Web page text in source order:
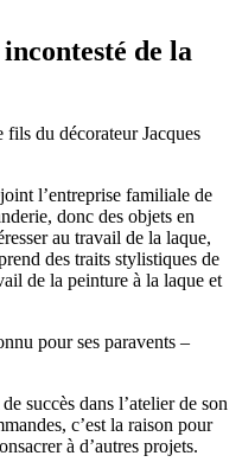
de la
du décorateur Jacques
l’entreprise familiale de
donc des objets en
au travail de la laque,
des traits stylistiques de
de la peinture à la laque et
pour ses paravents –
succès dans l’atelier de son
c’est la raison pour
à d’autres projets.